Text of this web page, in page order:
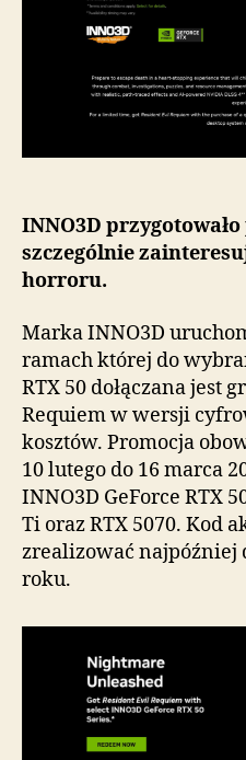
INNO3D
szczególnie
horroru.
Marka INNO3D
ramach której do
RTX 50 dołączana jest
Requiem w wersji
kosztów. Promocja
10 lutego do 16 marca
INNO3D GeForce RTX
Ti oraz RTX 5070. Kod
zrealizować najpóźniej
roku.